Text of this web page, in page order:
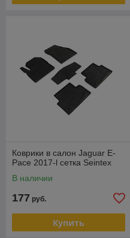
Коврики в салон Jaguar E-
Pace 2017-l сетка Seintex
В наличии
177 руб.
Купить